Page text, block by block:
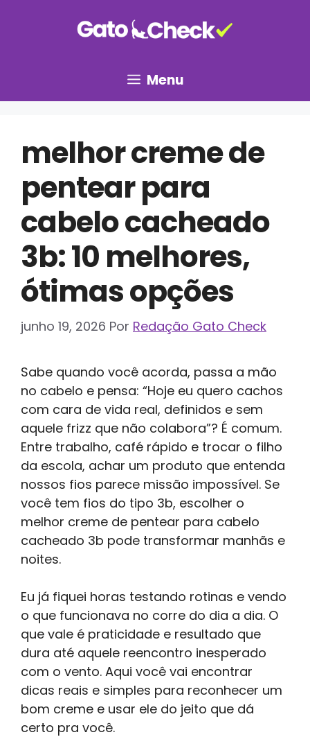
Menu
melhor creme de
pentear para
cabelo cacheado
3b: 10 melhores,
ótimas opções
junho 19, 2026 Por Redação Gato Check
Sabe quando você acorda, passa a mão
no cabelo e pensa: “Hoje eu quero cachos
com cara de vida real, definidos e sem
aquele frizz que não colabora”? É comum.
Entre trabalho, café rápido e trocar o filho
da escola, achar um produto que entenda
nossos fios parece missão impossível. Se
você tem fios do tipo 3b, escolher o
melhor creme de pentear para cabelo
cacheado 3b pode transformar manhãs e
noites.
Eu já fiquei horas testando rotinas e vendo
o que funcionava no corre do dia a dia. O
que vale é praticidade e resultado que
dura até aquele reencontro inesperado
com o vento. Aqui você vai encontrar
dicas reais e simples para reconhecer um
bom creme e usar ele do jeito que dá
certo pra você.